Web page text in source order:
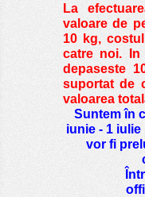
La
valoare de
10 kg,
catre noi. In
depaseste
suportat de
valoarea
Suntem în
iunie - 1
vor fi